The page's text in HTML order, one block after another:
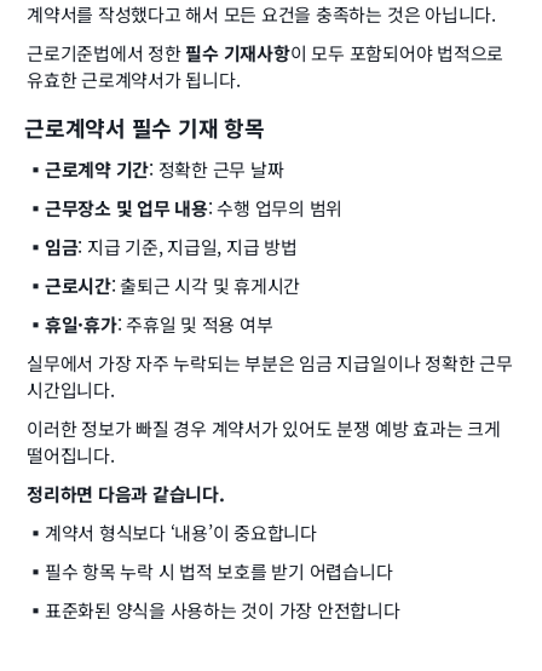
계약서를 작성했다고 해서 모든 요건을 충족하는 것은 아닙니다.
근로기준법에서 정한 필수 기재사항이 모두 포함되어야 법적으로
유효한 근로계약서가 됩니다.
근로계약서 필수 기재 항목
▪️근로계약 기간: 정확한 근무 날짜
▪️근무장소 및 업무 내용: 수행 업무의 범위
▪️임금: 지급 기준, 지급일, 지급 방법
▪️근로시간: 출퇴근 시각 및 휴게시간
▪️휴일·휴가: 주휴일 및 적용 여부
실무에서 가장 자주 누락되는 부분은 임금 지급일이나 정확한 근무
시간입니다.
이러한 정보가 빠질 경우 계약서가 있어도 분쟁 예방 효과는 크게
떨어집니다.
정리하면 다음과 같습니다.
▪️ 계약서 형식보다 ‘내용’이 중요합니다
▪️ 필수 항목 누락 시 법적 보호를 받기 어렵습니다
▪️ 표준화된 양식을 사용하는 것이 가장 안전합니다